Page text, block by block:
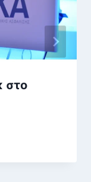
στο